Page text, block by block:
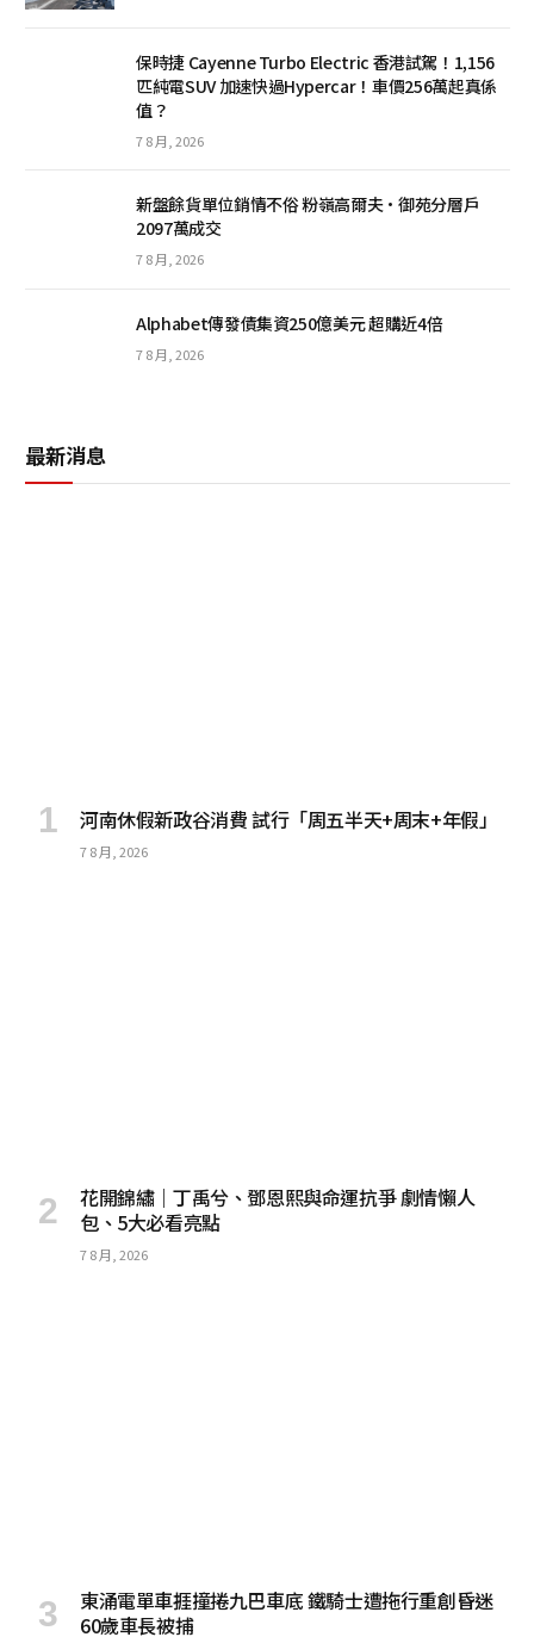
保時捷 Cayenne Turbo Electric 香港試駕！1,156
匹純電SUV 加速快過Hypercar！車價256萬起真係
值？
7 8 月, 2026
新盤餘貨單位銷情不俗 粉嶺高爾夫·御苑分層戶
2097萬成交
7 8 月, 2026
Alphabet傳發債集資250億美元 超購近4倍
7 8 月, 2026
最新消息
河南休假新政谷消費 試行「周五半天+周末+年假」
7 8 月, 2026
花開錦繡｜丁禹兮、鄧恩熙與命運抗爭 劇情懶人
包、5大必看亮點
7 8 月, 2026
東涌電單車捱撞捲九巴車底 鐵騎士遭拖行重創昏迷
60歲車長被捕